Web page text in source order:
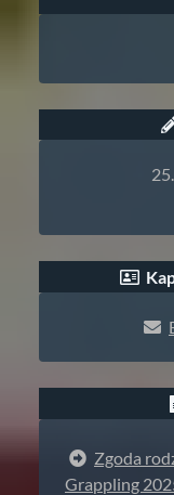
Zgoda
Grappling